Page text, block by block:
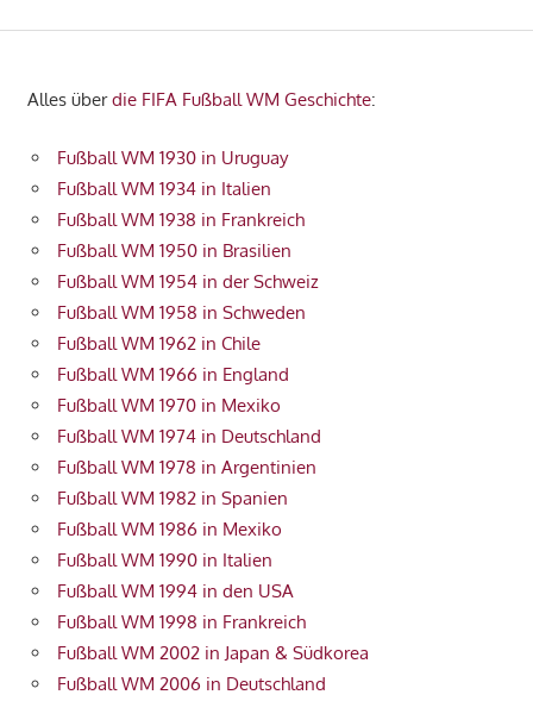
Alles überdie FIFA Fußball WM Geschichte:
Fußball WM 1930 in Uruguay
Fußball WM 1934 in Italien
Fußball WM 1938 in Frankreich
Fußball WM 1950 in Brasilien
Fußball WM 1954 in der Schweiz
Fußball WM 1958 in Schweden
Fußball WM 1962 in Chile
Fußball WM 1966 in England
Fußball WM 1970 in Mexiko
Fußball WM 1974 in Deutschland
Fußball WM 1978 in Argentinien
Fußball WM 1982 in Spanien
Fußball WM 1986 in Mexiko
Fußball WM 1990 in Italien
Fußball WM 1994 in den USA
Fußball WM 1998 in Frankreich
Fußball WM 2002 in Japan & Südkorea
Fußball WM 2006 in Deutschland